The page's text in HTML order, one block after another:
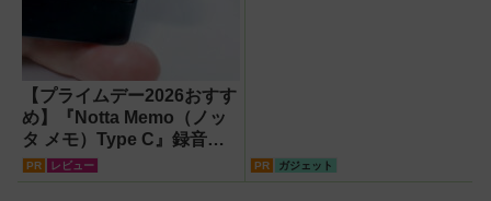
【プライムデー2026おすす
め】『Notta Memo（ノッ
タ メモ）Type C』録音か
らAI自動文字起こし・翻
PR レビュー PR ガジェット